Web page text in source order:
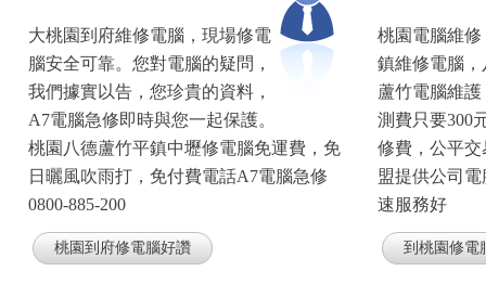
大桃園到府維修電腦，現場修電
腦安全可靠。您對電腦的疑問，
我們據實以告，您珍貴的資料，
A7電腦急修即時與您一起保護。
桃園八德蘆竹平鎮中壢修電腦免運費，免
日曬風吹雨打，免付費電話A7電腦急修
0800-885-200
桃園到府修電腦好讚
桃園電腦維
鎮維修電腦
蘆竹電腦維
測費只要300
修費，公平
盟提供公司
速服務好
到桃園修電